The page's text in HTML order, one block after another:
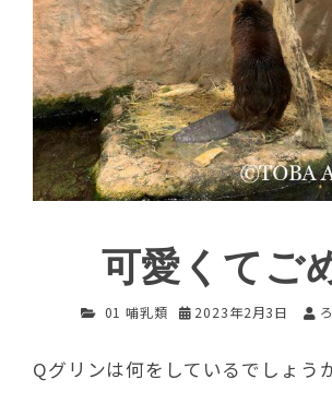
可愛くてご
01 哺乳類 2023年2月3日
Qグリンは何をしているでしょう